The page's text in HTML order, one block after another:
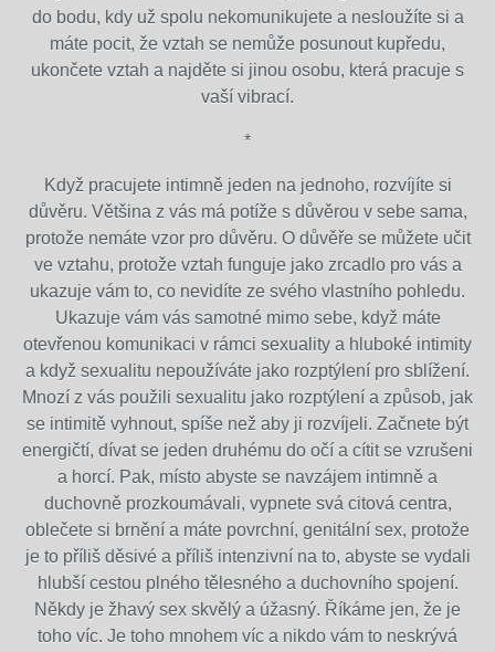
do bodu, kdy už spolu nekomunikujete a nesloužíte si a
máte pocit, že vztah se nemůže posunout kupředu,
ukončete vztah a najděte si jinou osobu, která pracuje s
vaší vibrací.
*
Když pracujete intimně jeden na jednoho, rozvíjíte si
důvěru. Většina z vás má potíže s důvěrou v sebe sama,
protože nemáte vzor pro důvěru. O důvěře se můžete učit
ve vztahu, protože vztah funguje jako zrcadlo pro vás a
ukazuje vám to, co nevidíte ze svého vlastního pohledu.
Ukazuje vám vás samotné mimo sebe, když máte
otevřenou komunikaci v rámci sexuality a hluboké intimity
a když sexualitu nepoužíváte jako rozptýlení pro sblížení.
Mnozí z vás použili sexualitu jako rozptýlení a způsob, jak
se intimitě vyhnout, spíše než aby ji rozvíjeli. Začnete být
energičtí, dívat se jeden druhému do očí a cítit se vzrušeni
a horcí. Pak, místo abyste se navzájem intimně a
duchovně prozkoumávali, vypnete svá citová centra,
oblečete si brnění a máte povrchní, genitální sex, protože
je to příliš děsivé a příliš intenzivní na to, abyste se vydali
hlubší cestou plného tělesného a duchovního spojení.
Někdy je žhavý sex skvělý a úžasný. Říkáme jen, že je
toho víc. Je toho mnohem víc a nikdo vám to neskrývá